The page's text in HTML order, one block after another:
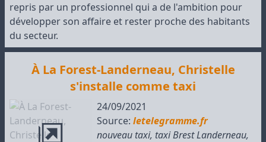
repris par un professionnel qui a de l'ambition pour
développer son affaire et rester proche des habitants
du secteur.
À La Forest-Landerneau, Christelle
s'installe comme taxi
24/09/2021
Source: letelegramme.fr
nouveau taxi, taxi Brest Landerneau,